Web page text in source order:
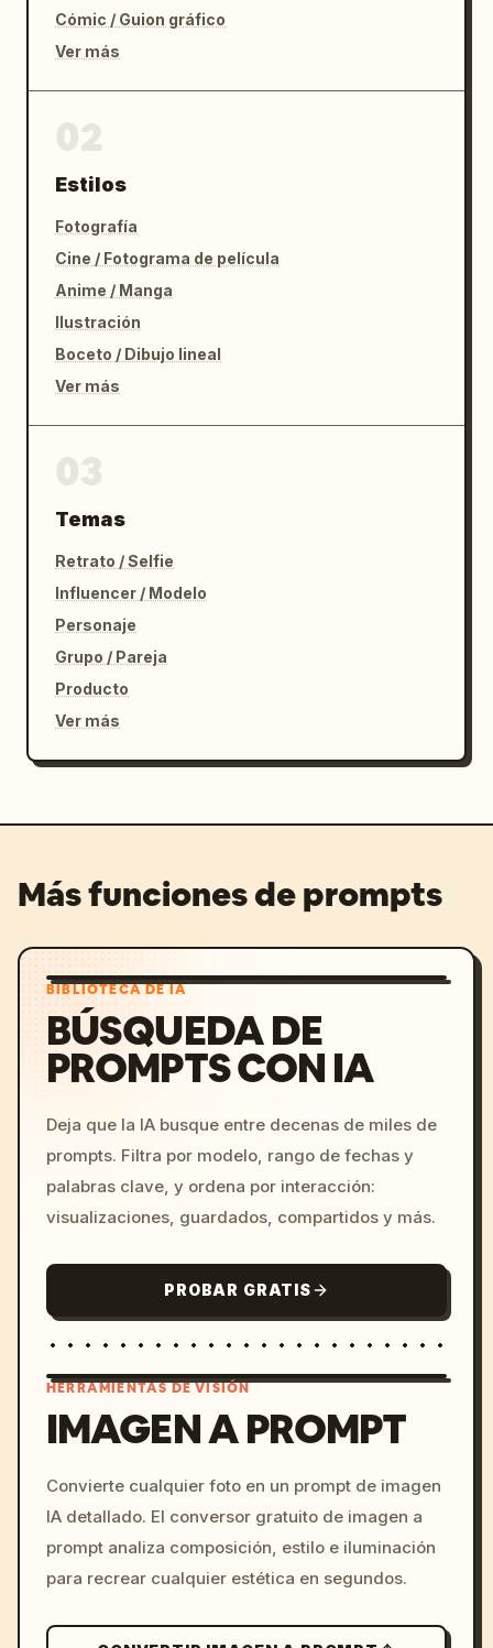
Cómic / Guion gráfico
Ver más
Estilos
Fotografía
Cine / Fotograma de película
Anime / Manga
Ilustración
Boceto / Dibujo lineal
Ver más
Temas
Retrato / Selfie
Influencer / Modelo
Personaje
Grupo / Pareja
Producto
Ver más
Más funciones de prompts
BIBLIOTECA DE IA
BÚSQUEDA DE
PROMPTS CON IA
Deja que la IA busque entre decenas de miles de
prompts. Filtra por modelo, rango de fechas y
palabras clave, y ordena por interacción:
visualizaciones, guardados, compartidos y más.
PROBAR GRATIS
c, cyberpunk sunset, neon
colors, 8k --v 6.0
HERRAMIENTAS DE VISIÓN
IMAGEN A PROMPT
Convierte cualquier foto en un prompt de imagen
IA detallado. El conversor gratuito de imagen a
prompt analiza composición, estilo e iluminación
para recrear cualquier estética en segundos.